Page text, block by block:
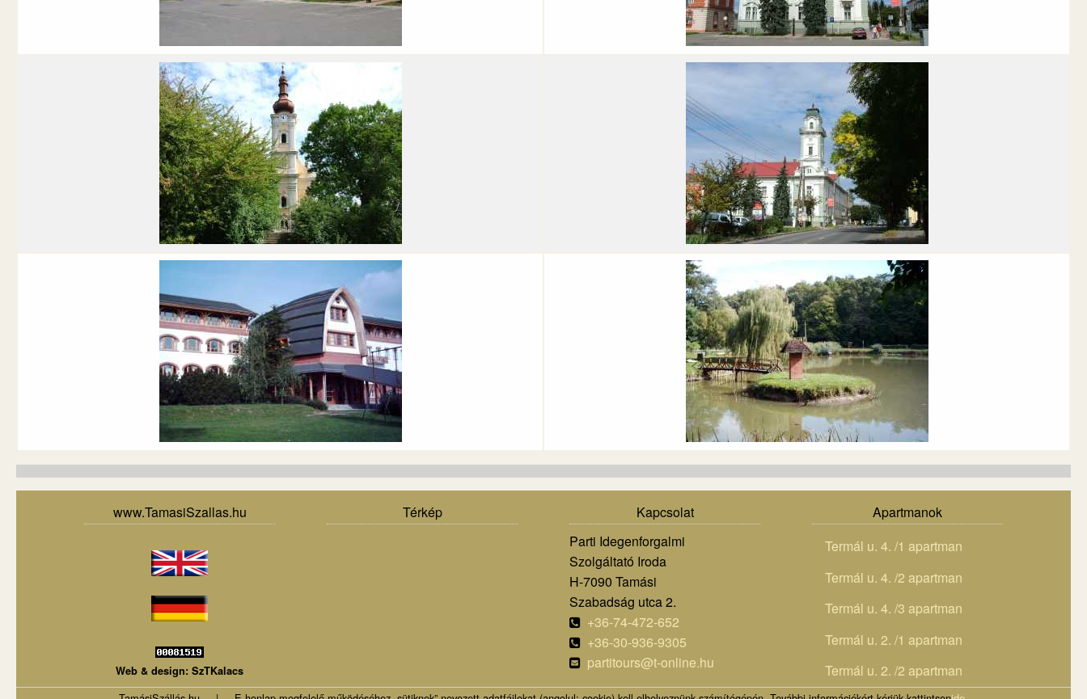
www.TamasiSzallas.hu
Web & design: SzTKalacs
Térkép
Kapcsolat
Parti Idegenforgalmi
Szolgáltató Iroda
H-7090 Tamási
Szabadság utca 2.
+36-74-472-652
+36-30-936-9305
partitours@t-online.hu
Apartmanok
Termál u. 4. /1 apartman
Termál u. 4. /2 apartman
Termál u. 4. /3 apartman
Termál u. 2. /1 apartman
Termál u. 2. /2 apartman